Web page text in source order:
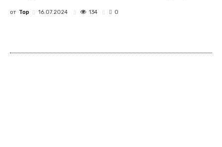
от Top 16.07.2024 134 0